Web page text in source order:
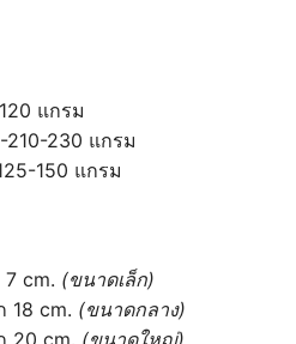
แกรม
210-230 แกรม
150 แกรม
cm. (ขนาดเล็ก)
18 cm. (ขนาดกลาง)
20 cm. (ขนาดใหญ่)